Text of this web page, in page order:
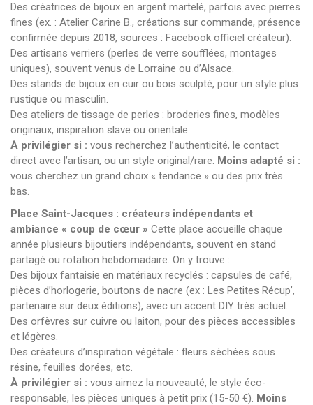
Des créatrices de bijoux en argent martelé, parfois avec pierres
fines (ex. : Atelier Carine B., créations sur commande, présence
confirmée depuis 2018, sources : Facebook officiel créateur).
Des artisans verriers (perles de verre soufflées, montages
uniques), souvent venus de Lorraine ou d’Alsace.
Des stands de bijoux en cuir ou bois sculpté, pour un style plus
rustique ou masculin.
Des ateliers de tissage de perles : broderies fines, modèles
originaux, inspiration slave ou orientale.
À privilégier si : vous recherchez l’authenticité, le contact
direct avec l’artisan, ou un style original/rare. Moins adapté si :
vous cherchez un grand choix « tendance » ou des prix très
bas.
Place Saint-Jacques : créateurs indépendants et
ambiance « coup de cœur » Cette place accueille chaque
année plusieurs bijoutiers indépendants, souvent en stand
partagé ou rotation hebdomadaire. On y trouve :
Des bijoux fantaisie en matériaux recyclés : capsules de café,
pièces d’horlogerie, boutons de nacre (ex : Les Petites Récup’,
partenaire sur deux éditions), avec un accent DIY très actuel.
Des orfèvres sur cuivre ou laiton, pour des pièces accessibles
et légères.
Des créateurs d’inspiration végétale : fleurs séchées sous
résine, feuilles dorées, etc.
À privilégier si : vous aimez la nouveauté, le style éco-
responsable, les pièces uniques à petit prix (15-50 €). Moins